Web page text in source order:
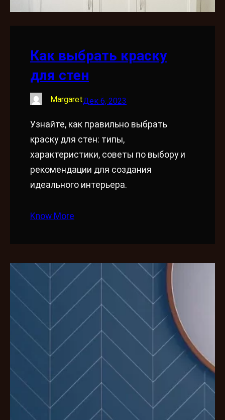
Как выбрать краску
для стен
MargaretДек 6, 2023
Узнайте, как правильно выбрать
краску для стен: типы,
характеристики, советы по выбору и
рекомендации для создания
идеального интерьера.
Know More